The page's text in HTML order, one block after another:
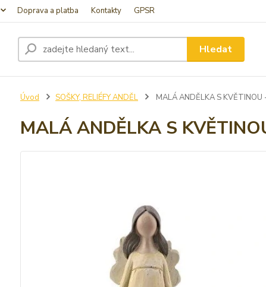
Doprava a platba Kontakty GPSR
Hledat
Úvod SOŠKY, RELIÉFY ANDĚL MALÁ ANDĚLKA S KVĚTINOU
MALÁ ANDĚLKA S